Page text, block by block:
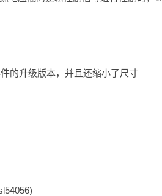
的升级版本，并且还缩小了尺寸